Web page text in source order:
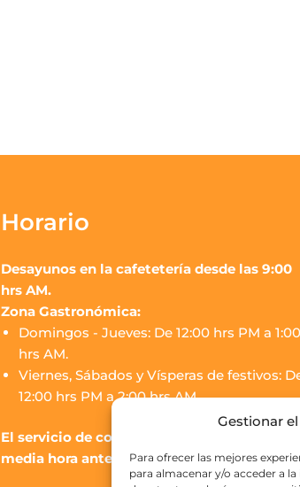
Gestionar
Para ofrecer las mejores
para almacenar y/o acceder a
Horario
Desayunos en la cafetetería desde las 9:00
hrs AM.
Zona Gastronómica:
Domingos - Jueves: De 12:00 hrs PM a 1:00
hrs AM.
Viernes, Sábados y Vísperas de festivos:
12:00 hrs PM a 2:00 hrs AM.
El servicio de cocina de los puestos
media hora antes del cierre.